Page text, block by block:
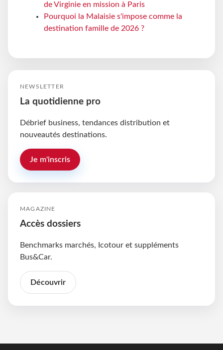
de Virginie en mission à Paris
Pourquoi la Malaisie s'impose comme la
destination famille de 2026 ?
NEWSLETTER
La quotidienne pro
Débrief business, tendances distribution et
nouveautés destinations.
Je m'inscris
MAGAZINE
Accès dossiers
Benchmarks marchés, Icotour et suppléments
Bus&Car.
Découvrir